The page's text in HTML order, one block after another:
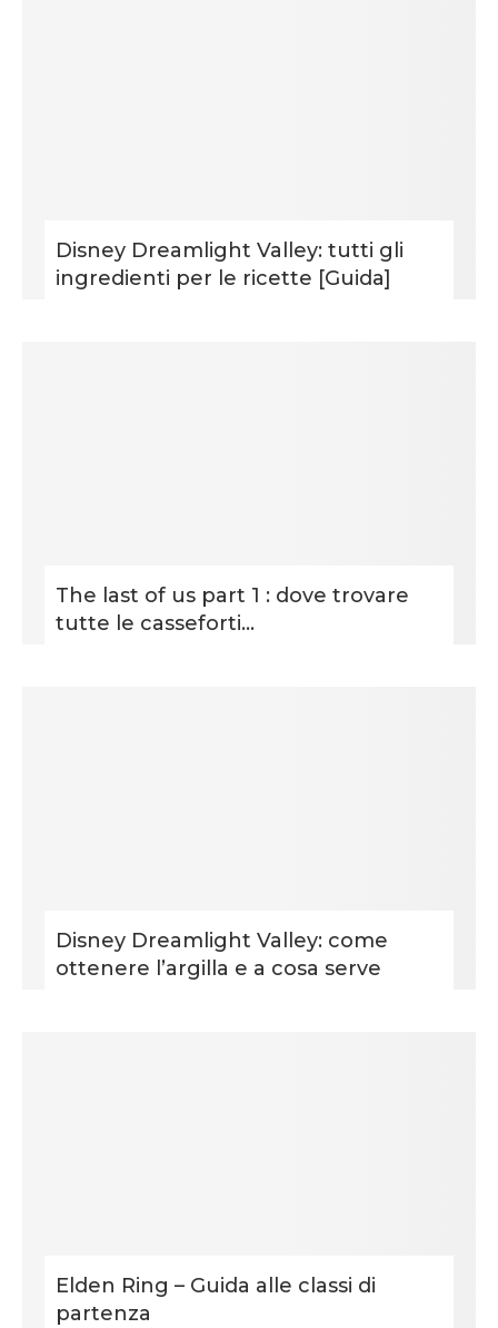
Disney Dreamlight Valley: tutti gli
ingredienti per le ricette [Guida]
The last of us part 1 : dove trovare
tutte le casseforti...
Disney Dreamlight Valley: come
ottenere l’argilla e a cosa serve
Elden Ring – Guida alle classi di
partenza